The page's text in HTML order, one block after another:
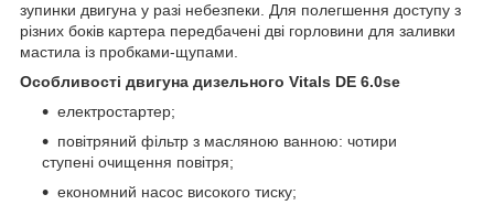
зупинки двигуна у разі небезпеки. Для полегшення доступу з
різних боків картера передбачені дві горловини для заливки
мастила із пробками-щупами.
Особливості двигуна дизельного Vitals DE 6.0se
електростартер;
повітряний фільтр з масляною ванною: чотири
ступені очищення повітря;
економний насос високого тиску;